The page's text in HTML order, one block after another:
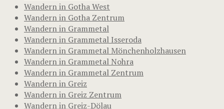
Wandern in Gotha West
Wandern in Gotha Zentrum
Wandern in Grammetal
Wandern in Grammetal Isseroda
Wandern in Grammetal Mönchenholzhausen
Wandern in Grammetal Nohra
Wandern in Grammetal Zentrum
Wandern in Greiz
Wandern in Greiz Zentrum
Wandern in Greiz-Dölau